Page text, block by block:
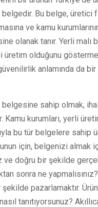
Bu belge, üretici
ve kamu
olanak tanır. Yerli malı
üretim olduğunu
anlamında da
belgesine sahip olmak,
Kamu kurumları, yerli
bu tür belgelere sahip
için, belgenizi almak
ve doğru bir şekilde
sonra ne
pazarlamaktır.
tanıtıyorsunuz?